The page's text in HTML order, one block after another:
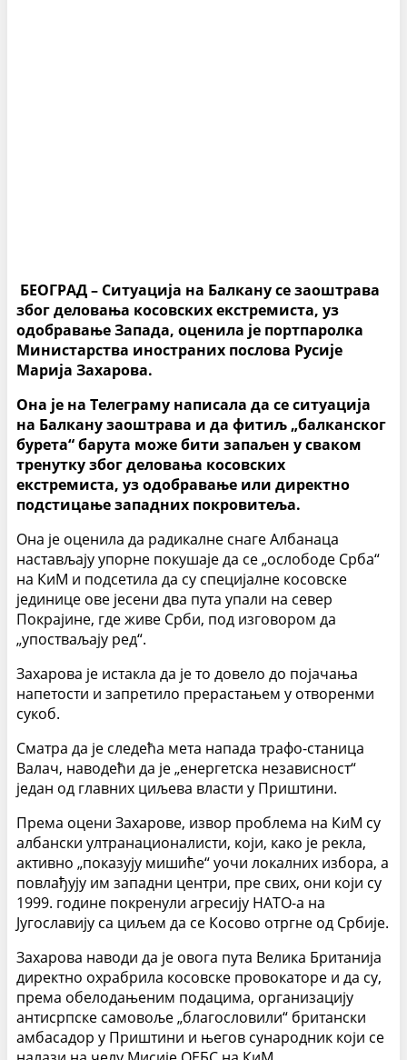
БЕОГРАД – Ситуација на Балкану се заоштрава
због деловања косовских екстремиста, уз
одобравање Запада, оценила је портпаролка
Министарства иностраних послова Русије
Марија Захарова.
Она је на Телеграму написала да се ситуација
на Балкану заоштрава и да фитиљ „балканског
бурета“ барута може бити запаљен у сваком
тренутку због деловања косовских
екстремиста, уз одобравање или директно
подстицање западних покровитеља.
Она је оценила да радикалне снаге Албанаца
настављају упорне покушаје да се „ослободе Срба“
на КиМ и подсетила да су специјалне косовске
јединице ове јесени два пута упали на север
Покрајине, где живе Срби, под изговором да
„упостваљају ред“.
Захарова је истакла да је то довело до појачања
напетости и запретило прерастањем у отворенми
сукоб.
Сматра да је следећа мета напада трафо-станица
Валач, наводећи да је „енергетска независност“
један од главних циљева власти у Приштини.
Према оцени Захарове, извор проблема на КиМ су
албански ултранационалисти, који, како је рекла,
активно „показују мишиће“ уочи локалних избора, а
повлађују им западни центри, пре свих, они који су
1999. године покренули агресију НАТО-а на
Југославију са циљем да се Косово отргне од Србије.
Захарова наводи да је овога пута Велика Британија
директно охрабрила косовске провокаторе и да су,
према обелодањеним подацима, организацију
антисрпске самовоље „благословили“ британски
амбасадор у Приштини и његов сународник који се